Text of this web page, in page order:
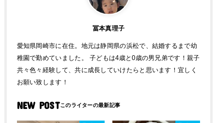
冨本真理子
愛知県岡崎市に在住。地元は静岡県の浜松で、結婚するまで幼
稚園で勤めていました。 子どもは4歳と0歳の男兄弟です！親子
共々色々経験して、共に成長していけたらと思います！宜しく
お願い致します！
NEW POST